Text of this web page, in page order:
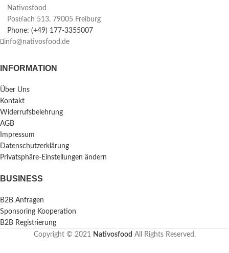
Nativosfood
Postfach 513, 79005 Freiburg
Phone: (+49) 177-3355007
info@nativosfood.de
INFORMATION
Über Uns
Kontakt
Widerrufsbelehrung
AGB
Impressum
Datenschutzerklärung
Privatsphäre-Einstellungen ändern
BUSINESS
B2B Anfragen
Sponsoring Kooperation
B2B Registrierung
Copyright © 2021
Nativosfood All Rights Reserved.